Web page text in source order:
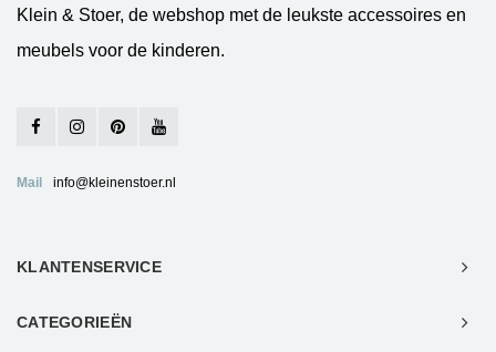
Klein & Stoer, de webshop met de leukste accessoires en
meubels voor de kinderen.
Mail info@kleinenstoer.nl
KLANTENSERVICE
CATEGORIEËN